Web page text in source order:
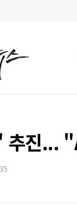
진...